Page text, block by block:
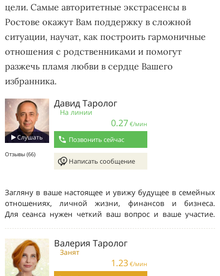
цели. Самые авторитетные экстрасенсы в
Ростове окажут Вам поддержку в сложной
ситуации, научат, как построить гармоничные
отношения с родственниками и помогут
разжечь пламя любви в сердце Вашего
избранника.